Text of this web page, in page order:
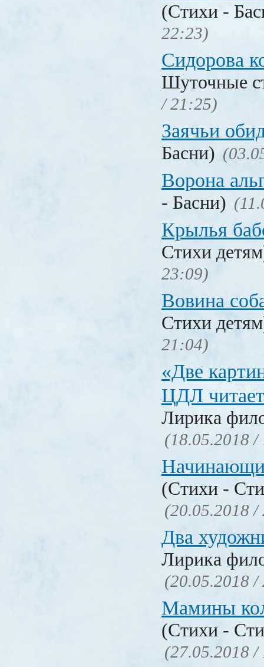
(Стихи -
22:23)
Сидорова
Шуточные
/ 21:25)
Заячьи
Басни)
Ворона
- Басни)
Крылья
Стихи
23:09)
Вовина
Стихи
21:04)
«Две
ЦДЛ
Лирика
(18.05.2018 /
(Стихи -
(20.05.2018 /
Два
Лирика
(20.05.2018 /
Мамины
(Стихи -
(27.05.2018 /